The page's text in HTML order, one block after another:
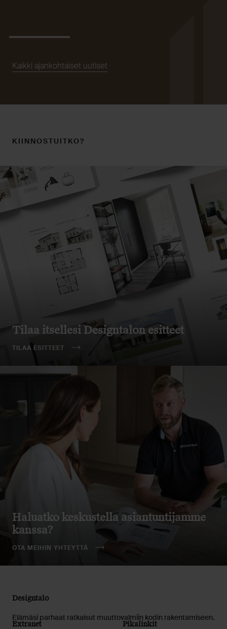
Kaikki ajankohtaiset uutiset
KIINNOSTUITKO?
Tilaa itsellesi Designtalon esitteet
TILAA ESITTEET
Haluatko keskustella asiantuntijamme
kanssa?
OTA MEIHIN YHTEYTTÄ
Designtalo
Elämäsi parhaat ratkaisut muuttovalmiin kodin rakentamiseen.
Extranet Pikalinkit